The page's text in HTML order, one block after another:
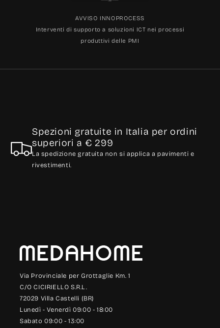
AVVISO INNOPROCESS
Interventi di supporto a soluzioni ICT nei processi
produttivi delle PMI
Spezioni gratuite in Italia per ordini
superiori a € 299
La spedizione gratuita non si applica a pavimenti e
rivestimenti.
Via Provinciale per Grottaglie Km. 1
C/O CICIRIELLO S.R.L.
72029 Villa Castelli (BR)
Lunedì - Venerdì 09:00 - 18:00
Sabato 09:00 - 13:00